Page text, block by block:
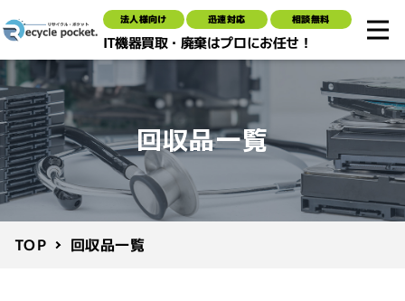
法人様向け 迅速対応 相談無料
IT機器買取・廃棄はプロにお任せ！
回収品一覧
TOP 回収品一覧